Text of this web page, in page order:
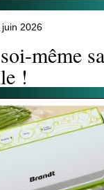
juin 2026
même
!